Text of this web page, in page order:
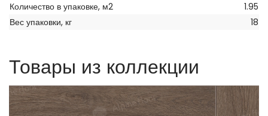
Количество в упаковке, м2
1.95
Вес упаковки, кг
18
Товары из коллекции